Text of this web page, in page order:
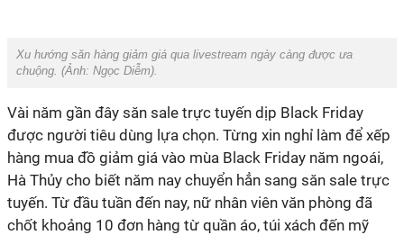
Xu hướng săn hàng giảm giá qua livestream ngày càng được ưa
chuộng. (Ảnh: Ngọc Diễm).
Vài năm gần đây săn sale trực tuyến dịp Black Friday
được người tiêu dùng lựa chọn. Từng xin nghỉ làm để xếp
hàng mua đồ giảm giá vào mùa Black Friday năm ngoái,
Hà Thủy cho biết năm nay chuyển hẳn sang săn sale trực
tuyến. Từ đầu tuần đến nay, nữ nhân viên văn phòng đã
chốt khoảng 10 đơn hàng từ quần áo, túi xách đến mỹ